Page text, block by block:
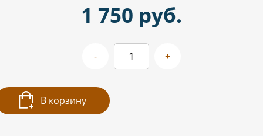
1 750 руб.
- +
В корзину